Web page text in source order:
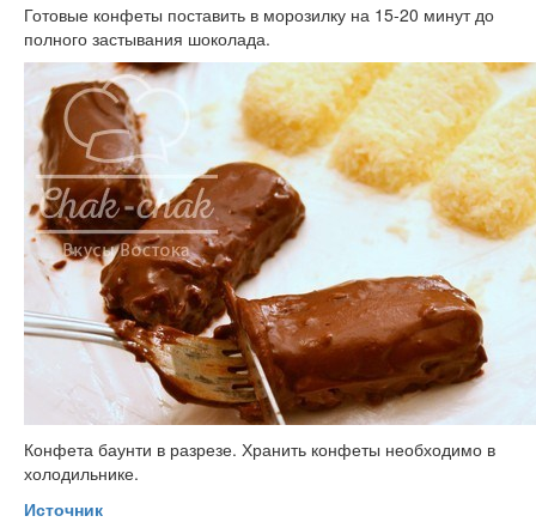
Готовые конфеты поставить в морозилку на 15-20 минут до
полного застывания шоколада.
Конфета баунти в разрезе. Хранить конфеты необходимо в
холодильнике.
Источник